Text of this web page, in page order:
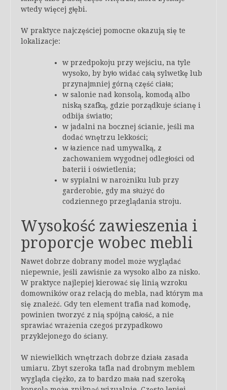
wtedy więcej głębi.
W praktyce najczęściej pomocne okazują się te
lokalizacje:
w przedpokoju przy wejściu, na tyle
wysoko, by było widać całą sylwetkę lub
przynajmniej górną część ciała;
w salonie nad konsolą, komodą albo
niską szafką, gdzie porządkuje ścianę i
odbija światło;
w jadalni na bocznej ścianie, jeśli ma
dodać wnętrzu lekkości;
w łazience nad umywalką, z
zachowaniem wygodnej odległości od
baterii i oświetlenia;
w sypialni w narożniku lub przy
garderobie, gdy ma służyć do
codziennego przeglądania stroju.
Wysokość zawieszenia i
proporcje wobec mebli
Nawet dobrze dobrany model może wyglądać
niepewnie, jeśli zawiśnie za wysoko albo za nisko.
W praktyce najlepiej kierować się linią wzroku
domowników oraz relacją do mebla, nad którym ma
się znaleźć. Gdy ten element trafia nad komodę,
powinien tworzyć z nią spójną całość, a nie
sprawiać wrażenia czegoś przypadkowo
przyklejonego do ściany.
W niewielkich wnętrzach dobrze działa zasada
umiaru. Zbyt szeroka tafla nad drobnym meblem
wygląda ciężko, za to bardzo mała nad szeroką